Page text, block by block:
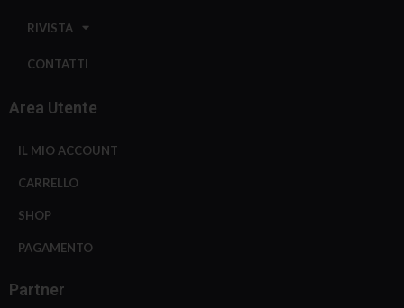
RIVISTA
CONTATTI
Area Utente
IL MIO ACCOUNT
CARRELLO
SHOP
PAGAMENTO
Partner